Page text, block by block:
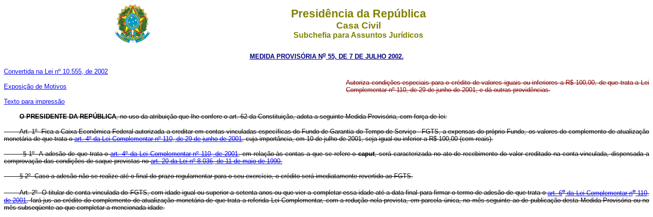
Presidência da República
Casa Civil
Subchefia para Assuntos Jurídicos
MEDIDA PROVISÓRIA No55, DE 7 DE JULHO 2002.
Convertida na Lei nº 10.555, de 2002
Exposição de Motivos
Texto para impressão
Autoriza condições especiais para o crédito de valores iguais ou inferiores a R$ 100,00, de que trata a Lei
Complementar nº 110, de 29 de junho de 2001, e dá outras providências.
O PRESIDENTE DA REPÚBLICA, no uso da atribuição que lhe confere o art. 62 da Constituição, adota a seguinte Medida Provisória, com força de lei:
Art. 1º Fica a Caixa Econômica Federal autorizada a creditar em contas vinculadas específicas do Fundo de Garantia do Tempo de Serviço - FGTS, a expensas do próprio Fundo, os valores do complemento de atualização
monetária de que trata oart. 4º da Lei Complementar nº 110, de 29 de junho de 2001, cuja importância, em 10 de julho de 2001, seja igual ou inferior a R$ 100,00 (cem reais).
§ 1º A adesão de que trata oart. 4º da Lei Complementar nº 110, de 2001, em relação às contas a que se refere ocaput, será caracterizada no ato de recebimento do valor creditado na conta vinculada, dispensada a
comprovação das condições de saque previstas noart. 20 da Lei nº 8.036, de 11 de maio de 1990.
§ 2º Caso a adesão não se realize até o final do prazo regulamentar para o seu exercício, o crédito será imediatamente revertido ao FGTS.
Art. 2º O titular de conta vinculada do FGTS, com idade igual ou superior a setenta anos ou que vier a completar essa idade até a data final para firmar o termo de adesão de que trata oart. 6oda Lei Complementar no110,
de 2001, fará jus ao crédito do complemento de atualização monetária de que trata a referida Lei Complementar, com a redução nela prevista, em parcela única, no mês seguinte ao de publicação desta Medida Provisória ou no
mês subseqüente ao que completar a mencionada idade.